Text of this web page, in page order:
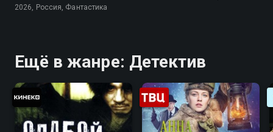
2026, Россия, Фантастика
Ещё в жанре: Детектив